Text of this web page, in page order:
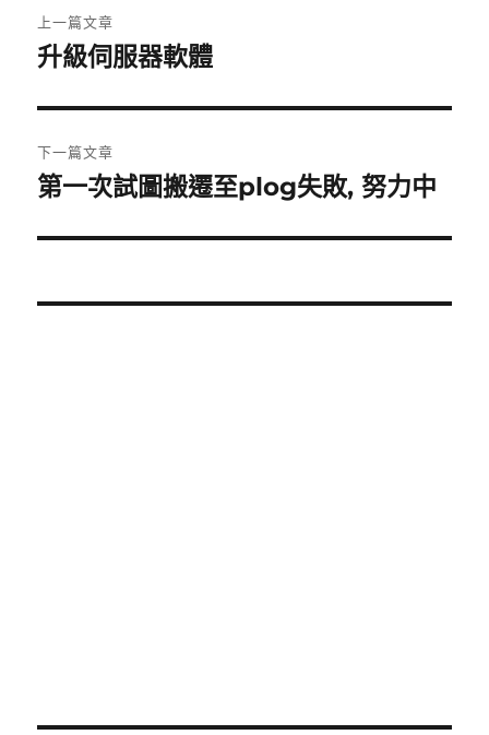
章
覽
上一篇文章
上
篇
文
章:
升級伺服器軟體
下一篇文章
下
篇
章:
第一次試圖搬遷至plog失敗, 努力中